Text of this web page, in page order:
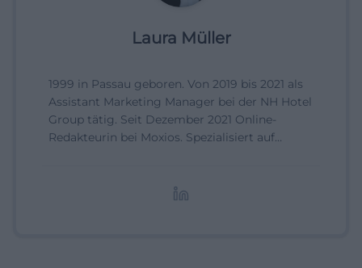
Laura Müller
1999 in Passau geboren. Von 2019 bis 2021 als
Assistant Marketing Manager bei der NH Hotel
Group tätig. Seit Dezember 2021 Online-
Redakteurin bei Moxios. Spezialisiert auf